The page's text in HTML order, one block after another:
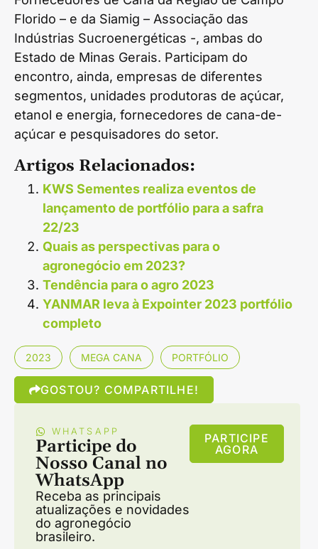
Florido – e da Siamig – Associação das
Indústrias Sucroenergéticas -, ambas do
Estado de Minas Gerais. Participam do
encontro, ainda, empresas de diferentes
segmentos, unidades produtoras de açúcar,
etanol e energia, fornecedores de cana-de-
açúcar e pesquisadores do setor.
Artigos Relacionados:
KWS Sementes realiza eventos de
lançamento de portfólio para a safra
22/23
Quais as perspectivas para o
agronegócio em 2023?
Tendência para o agro 2023
YANMAR leva à Expointer 2023 portfólio
completo
2023 MEGA CANA PORTFÓLIO
GOSTOU? COMPARTILHE!
WHATSAPP
Participe do
Nosso Canal no
WhatsApp
Receba as principais
atualizações e novidades
do agronegócio
brasileiro.
PARTICIPE
AGORA